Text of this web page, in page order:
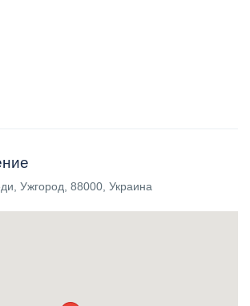
Ужгород, 88000, Украина